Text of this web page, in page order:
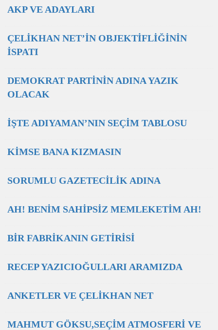
AKP VE ADAYLARI
ÇELİKHAN NET’İN OBJEKTİFLİĞİNİN
İSPATI
DEMOKRAT PARTİNİN ADINA YAZIK
OLACAK
İŞTE ADIYAMAN’NIN SEÇİM TABLOSU
KİMSE BANA KIZMASIN
SORUMLU GAZETECİLİK ADINA
AH! BENİM SAHİPSİZ MEMLEKETİM AH!
BİR FABRİKANIN GETİRİSİ
RECEP YAZICIOĞULLARI ARAMIZDA
ANKETLER VE ÇELİKHAN NET
MAHMUT GÖKSU,SEÇİM ATMOSFERİ VE